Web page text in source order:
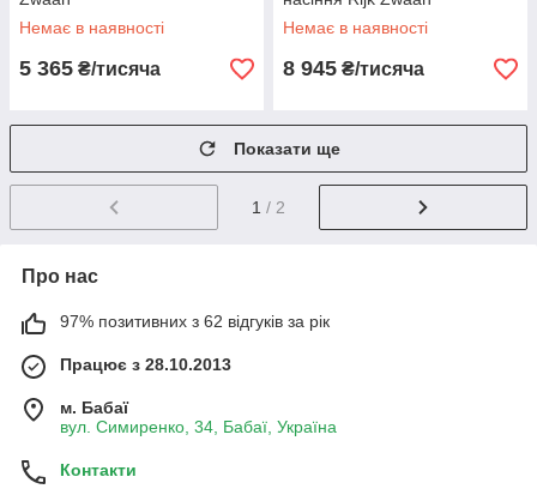
Немає в наявності
5 365 ₴/тисяча
Немає в наявності
8 945 ₴/тисяча
Показати ще
1 / 2
Про нас
97% позитивних з 62 відгуків за рік
Працює з 28.10.2013
м. Бабаї
вул. Симиренко, 34, Бабаї, Україна
Контакти